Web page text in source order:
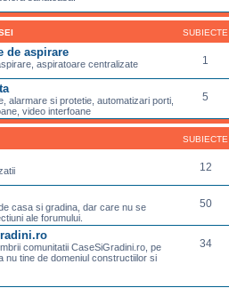
SUBIECTE
de aspirare
aspiratoare centralizate 1
alarmare si protetie, automatizari porti,
video interfoane
5
SUBIECTE
12
casa si gradina, dar care nu se
ale forumului.
50
comunitatii CaseSiGradini.ro, pe
nu tine de domeniul constructiilor si
34